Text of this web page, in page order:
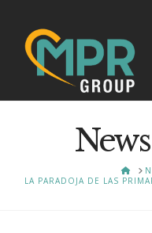
LA PARADOJA DE LAS